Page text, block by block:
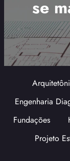
se
Engenharia
Fundações
Projeto